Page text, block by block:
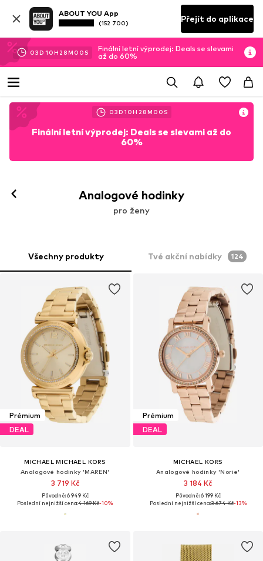
ABOUT YOU App
(152 700) Přejít do aplikace
03D 10H 27M 59S
Finální letní výprodej: Deals se slevami
až do 60%
03D 10H 27M 59S
Finální letní výprodej: Deals se slevami až do
60%
Analogové hodinky
pro ženy
Všechny produkty Tvé akční nabídky 124
Prémium
DEAL
MICHAEL MICHAEL KORS
Analogové hodinky 'MAREN'
3 719 Kč
Původně: 6 949 Kč
Poslední nejnižší cena:4 169 Kč-10%
Prémium
DEAL
MICHAEL KORS
Analogové hodinky 'Norie'
3 184 Kč
Původně: 6 199 Kč
Poslední nejnižší cena:3 674 Kč-13%